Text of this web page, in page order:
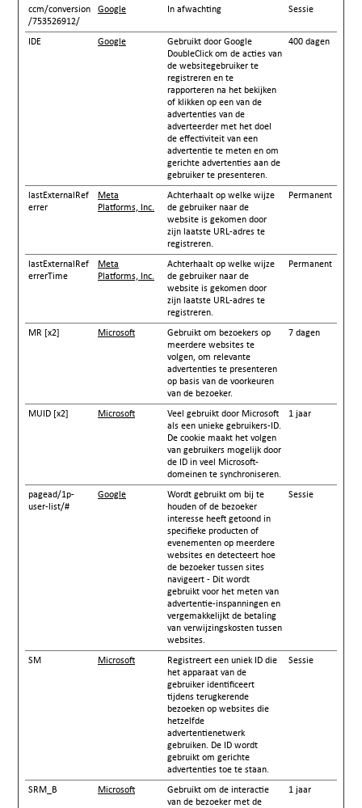
ccm/conversion
/753526912/
Google In afwachting Sessie
IDE Google
Gebruikt door Google
DoubleClick om de acties van
de websitegebruiker te
registreren en te
rapporteren na het bekijken
of klikken op een van de
advertenties van de
adverteerder met het doel
de effectiviteit van een
advertentie te meten en om
gerichte advertenties aan de
gebruiker te presenteren.
400 dagen
lastExternalRef
errer
Meta
Platforms, Inc.
Achterhaalt op welke wijze
de gebruiker naar de
website is gekomen door
zijn laatste URL-adres te
registreren.
Permanent
lastExternalRef
errerTime
Meta
Platforms, Inc.
Achterhaalt op welke wijze
de gebruiker naar de
website is gekomen door
zijn laatste URL-adres te
registreren.
Permanent
MR [x2] Microsoft
Gebruikt om bezoekers op
meerdere websites te
volgen, om relevante
advertenties te presenteren
op basis van de voorkeuren
van de bezoeker.
7 dagen
MUID [x2] Microsoft
Veel gebruikt door Microsoft
als een unieke gebruikers-ID.
De cookie maakt het volgen
van gebruikers mogelijk door
de ID in veel Microsoft-
domeinen te synchroniseren.
1 jaar
pagead/1p-
user-list/#
Google
Wordt gebruikt om bij te
houden of de bezoeker
interesse heeft getoond in
specifieke producten of
evenementen op meerdere
websites en detecteert hoe
de bezoeker tussen sites
navigeert - Dit wordt
gebruikt voor het meten van
advertentie-inspanningen en
vergemakkelijkt de betaling
van verwijzingskosten tussen
websites.
Sessie
SM Microsoft
Registreert een uniek ID die
het apparaat van de
gebruiker identificeert
tijdens terugkerende
bezoeken op websites die
hetzelfde
advertentienetwerk
gebruiken. De ID wordt
gebruikt om gerichte
advertenties toe te staan.
Sessie
SRM_B Microsoft
Gebruikt om de interactie
van de bezoeker met de
1 jaar